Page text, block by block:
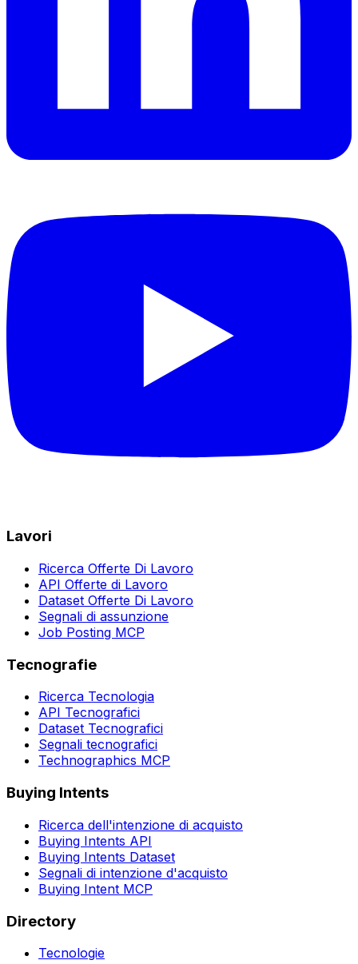
Lavori
Ricerca Offerte Di Lavoro
API Offerte di Lavoro
Dataset Offerte Di Lavoro
Segnali di assunzione
Job Posting MCP
Tecnografie
Ricerca Tecnologia
API Tecnografici
Dataset Tecnografici
Segnali tecnografici
Technographics MCP
Buying Intents
Ricerca dell'intenzione di acquisto
Buying Intents API
Buying Intents Dataset
Segnali di intenzione d'acquisto
Buying Intent MCP
Directory
Tecnologie